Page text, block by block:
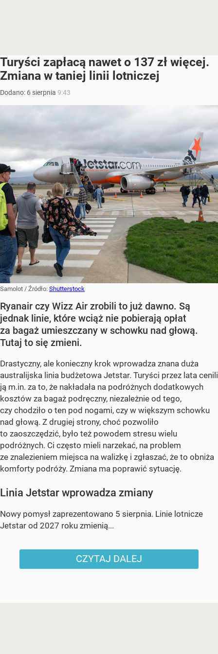
Turyści zapłacą nawet o 137 zł więcej.
Zmiana w taniej linii lotniczej
Dodano: 6 sierpnia 9:43
Samolot / Źródło: Shutterstock
Ryanair czy Wizz Air zrobili to już dawno. Są
jednak linie, które wciąż nie pobierają opłat
za bagaż umieszczany w schowku nad głową.
Tutaj to się zmieni.
Drastyczny, ale konieczny krok wprowadza znana duża
australijska linia budżetowa Jetstar. Turyści przez lata cenili
ją m.in. za to, że nakładała na podróżnych dodatkowych
kosztów za bagaż podręczny, niezależnie od tego,
czy chodziło o ten pod nogami, czy w większym schowku
nad głową. Z drugiej strony, choć pozwoliło
to zaoszczędzić, było też powodem stresu wielu
podróżnych. Ci często mieli narzekać, na problem
ze znalezieniem miejsca na walizkę i zgłaszać, że to obniża
komforty podróży. Zmiana ma poprawić sytuację.
Linia Jetstar wprowadza zmiany
Nowy pomysł zaprezentowano 5 sierpnia. Linie lotnicze
Jetstar od 2027 roku zmienią...
CZYTAJ DALEJ